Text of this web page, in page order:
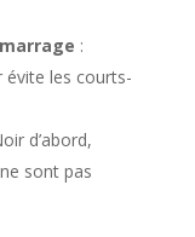
:
évite les courts-
d’abord,
sont pas